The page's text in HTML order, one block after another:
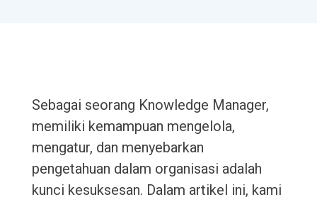
Sebagai seorang Knowledge Manager,
memiliki kemampuan mengelola,
mengatur, dan menyebarkan
pengetahuan dalam organisasi adalah
kunci kesuksesan. Dalam artikel ini, kami